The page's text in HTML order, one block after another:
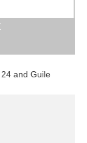
and Guile